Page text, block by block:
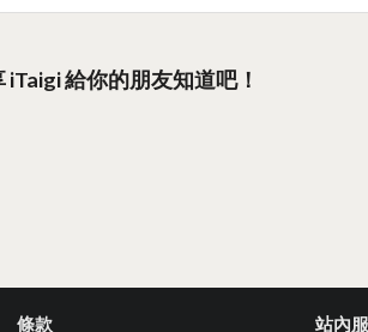
iTaigi 給你的朋友知道吧！
條款 站內